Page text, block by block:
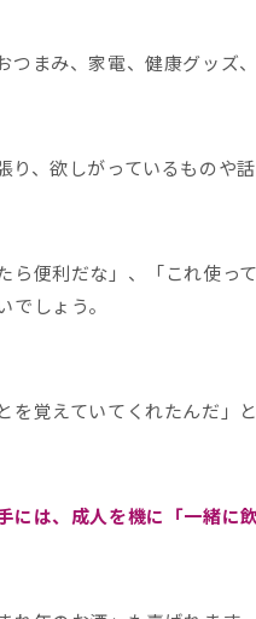
つまみ、家電、健康グッ
り、欲しがっているものや
ら便利だな」、「これ使
でしょう。
を覚えていてくれたんだ」
には、成人を機に「一緒に